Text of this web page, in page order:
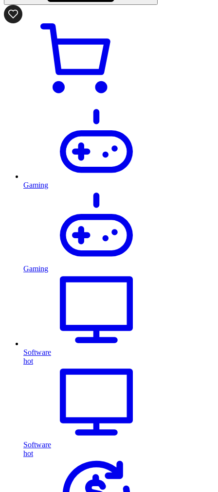
Gaming
Gaming
Software
hot
Software
hot